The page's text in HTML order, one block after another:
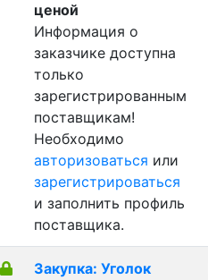
ценой
Информация о
заказчике доступна
только
зарегистрированным
поставщикам!
Необходимо
авторизоваться или
зарегистрироваться
и заполнить профиль
поставщика.
Закупка: Уголок